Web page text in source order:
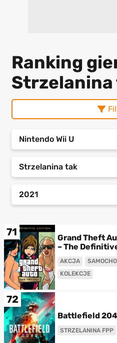
Ranking
Strzelanina
Nintendo Wii U
Strzelanina tak
2021
71
Grand Theft
– The
AKCJA
KOLEKCJE
72
Battlefield
STRZELANINA FPP